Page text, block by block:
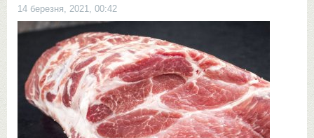
14 березня, 2021, 00:42